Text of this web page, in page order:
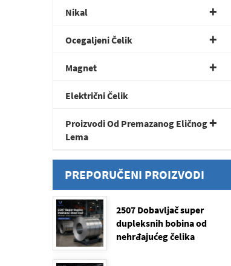
Nikal
Ocegaljeni Čelik
Magnet
Električni Čelik
Proizvodi Od Premazanog Eličnog
Lema
PREPORUČENI PROIZVODI
2507 Dobavljač super
dupleksnih bobina od
nehrđajućeg čelika